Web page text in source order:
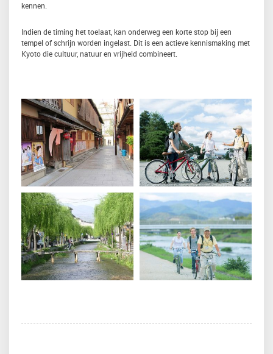
kennen.
Indien de timing het toelaat, kan onderweg een korte stop bij een
tempel of schrijn worden ingelast. Dit is een actieve kennismaking met
Kyoto die cultuur, natuur en vrijheid combineert.